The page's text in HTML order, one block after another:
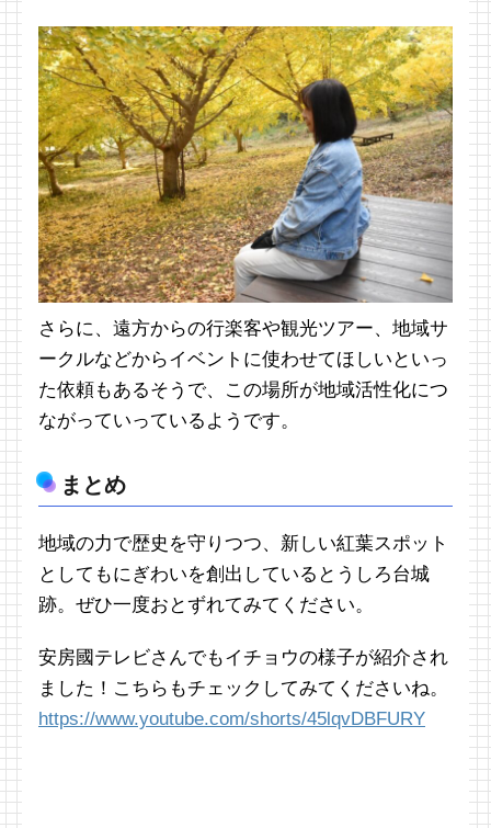
さらに、遠方からの行楽客や観光ツアー、地域サ
ークルなどからイベントに使わせてほしいといっ
た依頼もあるそうで、この場所が地域活性化につ
ながっていっているようです。
まとめ
地域の力で歴史を守りつつ、新しい紅葉スポット
としてもにぎわいを創出しているとうしろ台城
跡。ぜひ一度おとずれてみてください。
安房國テレビさんでもイチョウの様子が紹介され
ました！こちらもチェックしてみてくださいね。
https://www.youtube.com/shorts/45lqvDBFURY